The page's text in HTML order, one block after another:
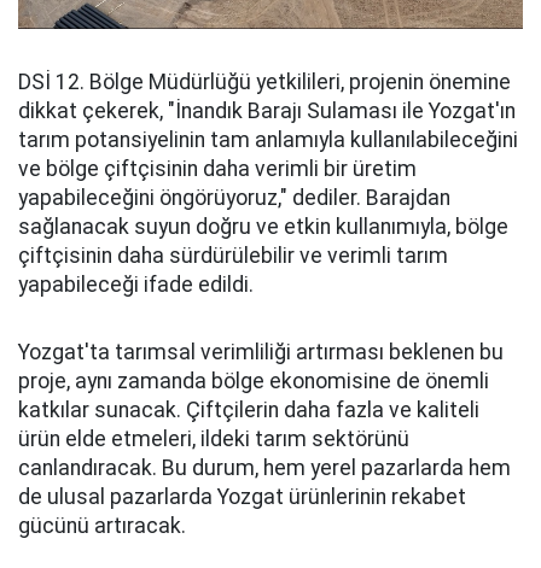
DSİ 12. Bölge Müdürlüğü yetkilileri, projenin önemine
dikkat çekerek, "İnandık Barajı Sulaması ile Yozgat'ın
tarım potansiyelinin tam anlamıyla kullanılabileceğini
ve bölge çiftçisinin daha verimli bir üretim
yapabileceğini öngörüyoruz," dediler. Barajdan
sağlanacak suyun doğru ve etkin kullanımıyla, bölge
çiftçisinin daha sürdürülebilir ve verimli tarım
yapabileceği ifade edildi.
Yozgat'ta tarımsal verimliliği artırması beklenen bu
proje, aynı zamanda bölge ekonomisine de önemli
katkılar sunacak. Çiftçilerin daha fazla ve kaliteli
ürün elde etmeleri, ildeki tarım sektörünü
canlandıracak. Bu durum, hem yerel pazarlarda hem
de ulusal pazarlarda Yozgat ürünlerinin rekabet
gücünü artıracak.